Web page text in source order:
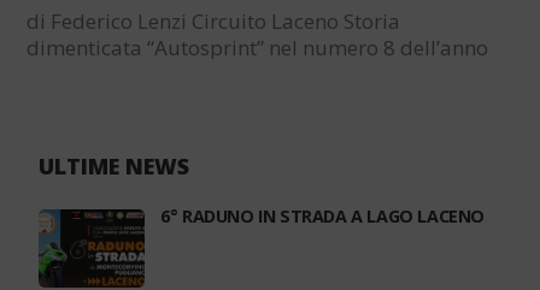
di Federico Lenzi Circuito Laceno Storia
dimenticata “Autosprint” nel numero 8 dell’anno
rassegna i circuiti in costruzione nella penisola.…
ULTIME NEWS
6° RADUNO IN STRADA A LAGO LACENO